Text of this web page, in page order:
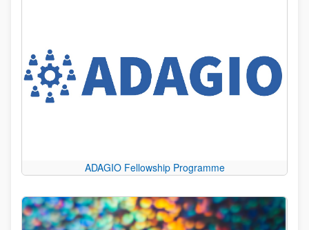
ADAGIO Fellowship Programme